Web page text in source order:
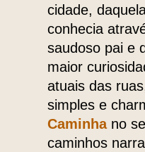
cidade,
conhecia
saudoso pai e
maior
atuais das
simples e
Caminhano
caminhos